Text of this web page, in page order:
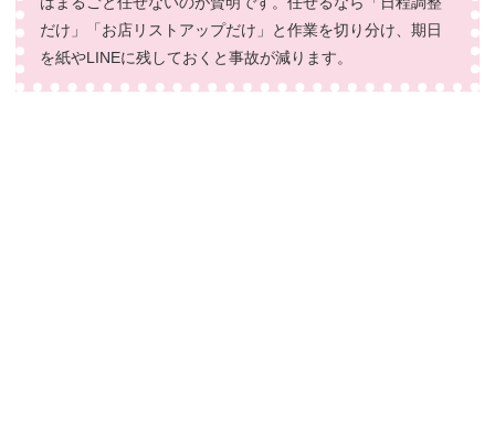
だけ」「お店リストアップだけ」と作業を切り分け、期日
を紙やLINEに残しておくと事故が減ります。